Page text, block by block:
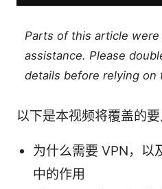
Parts of this article
assistance. Please
details before relying on
以下是本视频将覆盖的要
为什么需要 VPN，以
中的作用